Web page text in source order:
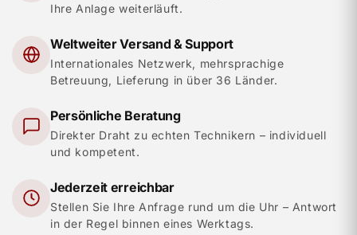
Ihre Anlage weiterläuft.
Weltweiter Versand & Support
Internationales Netzwerk, mehrsprachige
Betreuung, Lieferung in über 36 Länder.
Persönliche Beratung
Direkter Draht zu echten Technikern – individuell
und kompetent.
Jederzeit erreichbar
Stellen Sie Ihre Anfrage rund um die Uhr – Antwort
in der Regel binnen eines Werktags.